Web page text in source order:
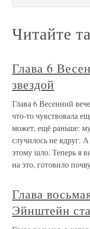
Читайте
Глава 6
звездой
Глава 6 Весенний
что-то чувствовала
может, ещё раньше:
случилось не вдруг.
этому шло. Теперь я
на это, готовило
Глава
Эйнштейн